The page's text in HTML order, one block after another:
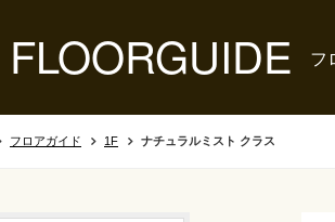
FLOORGUIDE フ
フロアガイド 1F ナチュラルミスト クラス